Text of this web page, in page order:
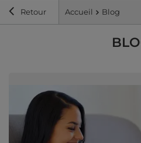
Retour Accueil Blog